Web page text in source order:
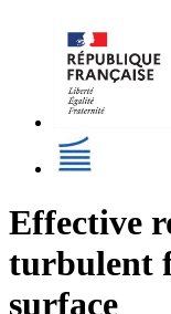
Effective
turbulent
surface